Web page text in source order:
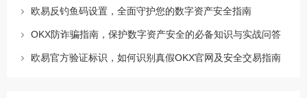
欧易反钓鱼码设置，全面守护您的数字资产安全指南
OKX防诈骗指南，保护数字资产安全的必备知识与实战问答
欧易官方验证标识，如何识别真假OKX官网及安全交易指南